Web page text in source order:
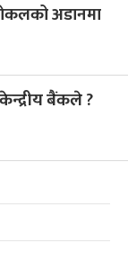
अडानमा
बैंकले ?